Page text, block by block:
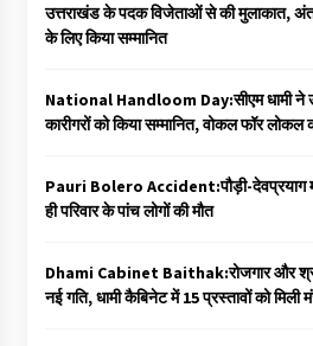
उत्तराखंड के पदक विजेताओं से की मुलाकात,
के लिए किया सम्मानित
National Handloom Day:सीएम धामी ने
कारीगरों को किया सम्मानित, वोकल फॉर लोकल
Pauri Bolero Accident:पौड़ी-देवप्रयाग
ही परिवार के पांच लोगों की मौत
Dhami Cabinet Baithak:रोजगार और
नई गति, धामी कैबिनेट में 15 प्रस्तावों को मिली